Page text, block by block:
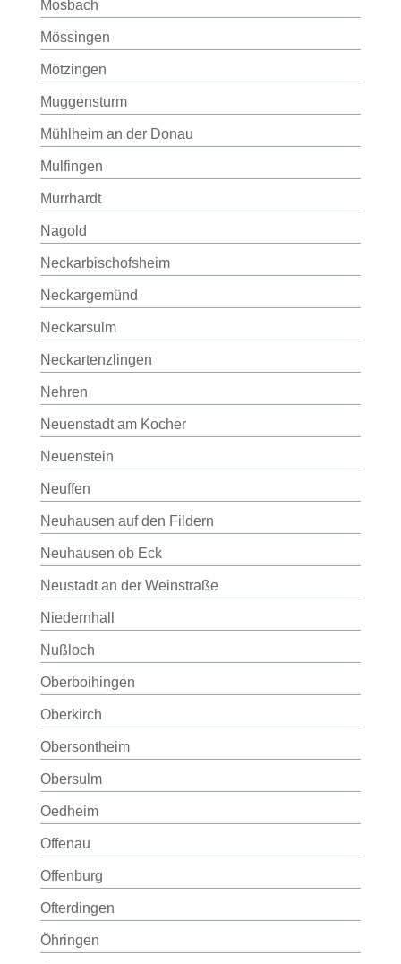
Mosbach
Mössingen
Mötzingen
Muggensturm
Mühlheim an der Donau
Mulfingen
Murrhardt
Nagold
Neckarbischofsheim
Neckargemünd
Neckarsulm
Neckartenzlingen
Nehren
Neuenstadt am Kocher
Neuenstein
Neuffen
Neuhausen auf den Fildern
Neuhausen ob Eck
Neustadt an der Weinstraße
Niedernhall
Nußloch
Oberboihingen
Oberkirch
Obersontheim
Obersulm
Oedheim
Offenau
Offenburg
Ofterdingen
Öhringen